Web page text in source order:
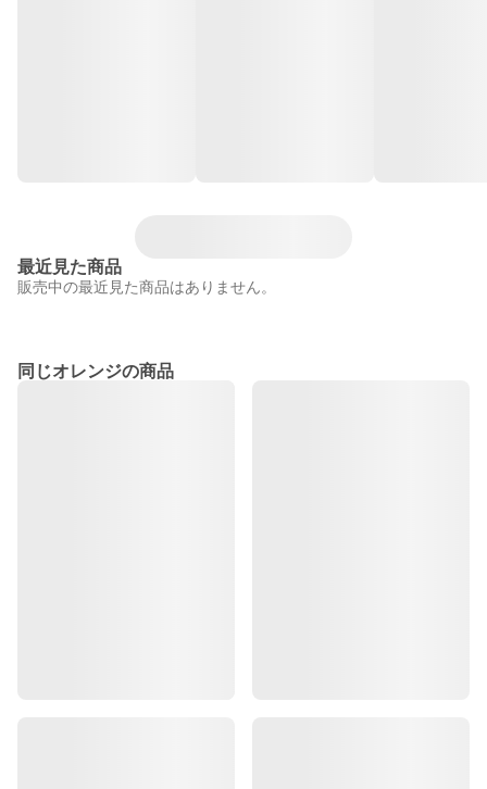
最近見た商品
販売中の最近見た商品はありません。
同じオレンジの商品